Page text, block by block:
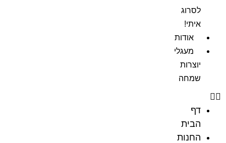
לסרוג
איתי!
אודות
מעגלי
יוצרות
שמחה
דף
הבית
החנות